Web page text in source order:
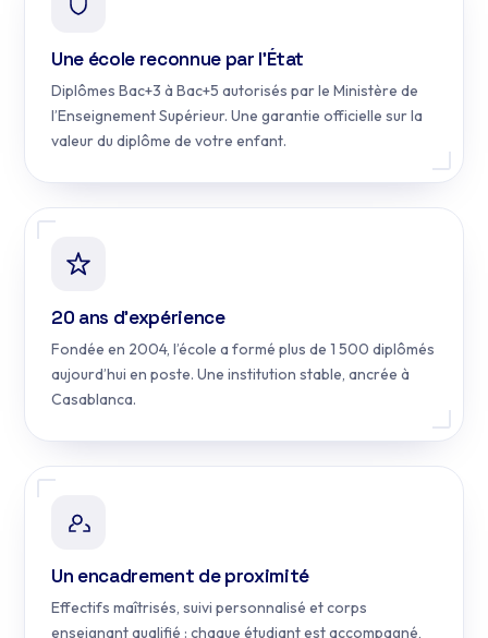
Une école reconnue par l’État
Diplômes Bac+3 à Bac+5 autorisés par le Ministère de
l’Enseignement Supérieur. Une garantie officielle sur la
valeur du diplôme de votre enfant.
20 ans d’expérience
Fondée en 2004, l’école a formé plus de 1 500 diplômés
aujourd’hui en poste. Une institution stable, ancrée à
Casablanca.
Un encadrement de proximité
Effectifs maîtrisés, suivi personnalisé et corps
enseignant qualifié : chaque étudiant est accompagné,